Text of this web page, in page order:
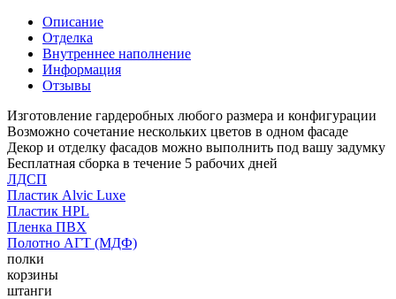
Описание
Отделка
Внутреннее наполнение
Информация
Отзывы
Изготовление гардеробных любого размера и конфигурации
Возможно сочетание нескольких цветов в одном фасаде
Декор и отделку фасадов можно выполнить под вашу задумку
Бесплатная сборка в течение 5 рабочих дней
ЛДСП
Пластик Alvic Luxe
Пластик HPL
Пленка ПВХ
Полотно АГТ (МДФ)
полки
корзины
штанги